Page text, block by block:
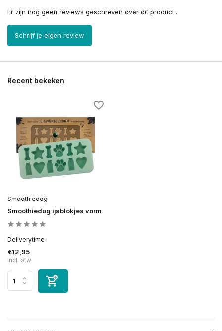
Er zijn nog geen reviews geschreven over dit product..
Schrijf je eigen review
Recent bekeken
Smoothiedog
Smoothiedog ijsblokjes vorm
Deliverytime
€12,95
Incl. btw